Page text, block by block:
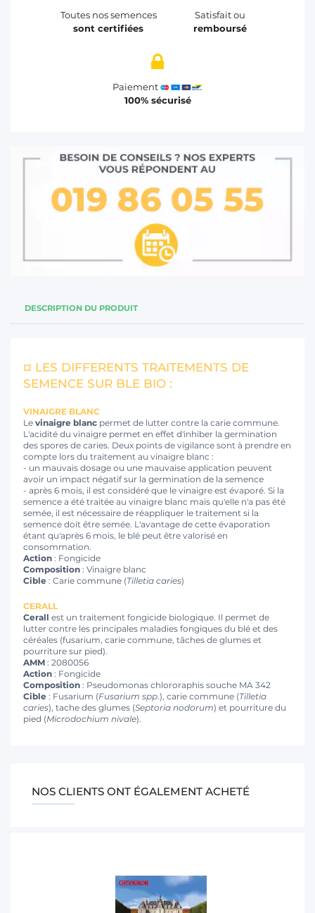
Toutes nos semences
sont certifiées
Satisfait ou
remboursé
Paiement
100% sécurisé
DESCRIPTION DU PRODUIT
¤ LES DIFFERENTS TRAITEMENTS DE
SEMENCE SUR BLE BIO :
VINAIGRE BLANC
Le vinaigre blanc permet de lutter contre la carie commune.
L'acidité du vinaigre permet en effet d'inhiber la germination
des spores de caries. Deux points de vigilance sont à prendre en
compte lors du traitement au vinaigre blanc :
- un mauvais dosage ou une mauvaise application peuvent
avoir un impact négatif sur la germination de la semence
- après 6 mois, il est considéré que le vinaigre est évaporé. Si la
semence a été traitée au vinaigre blanc mais qu'elle n'a pas été
semée, il est nécessaire de réappliquer le traitement si la
semence doit être semée. L'avantage de cette évaporation
étant qu'après 6 mois, le blé peut être valorisé en
consommation.
Action : Fongicide
Composition : Vinaigre blanc
Cible : Carie commune (Tilletia caries)
CERALL
Cerall est un traitement fongicide biologique. Il permet de
lutter contre les principales maladies fongiques du blé et des
céréales (fusarium, carie commune, tâches de glumes et
pourriture sur pied).
AMM : 2080056
Action : Fongicide
Composition : Pseudomonas chlororaphis souche MA 342
Cible : Fusarium (Fusarium spp.), carie commune (Tilletia
caries), tache des glumes (Septoria nodorum) et pourriture du
pied (Microdochium nivale).
NOS CLIENTS ONT ÉGALEMENT ACHETÉ